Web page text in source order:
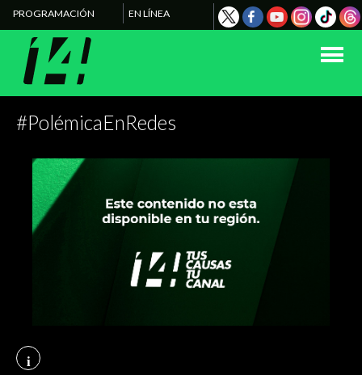
PROGRAMACIÓN EN LÍNEA
#PolémicaEnRedes
i